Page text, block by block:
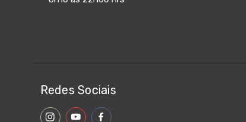
Redes Sociais